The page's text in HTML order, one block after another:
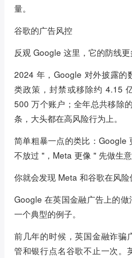
量。
谷歌的广告风控
反观 Google 这里，它的防线更
2024 年，Google 对外披露的
类政策，封禁或移除约 4.15
500 万个账户；全年总共移除
条，大头都在高风险行为上。
简单粗暴一点的类比：Google
不放过 "，Meta 更像 " 先做生意
你就会发现 Meta 和谷歌在风险
Google 在英国金融广告上的
一个典型的例子。
前几年的时候，英国金融诈骗
管和银行点名谷歌不止一次。